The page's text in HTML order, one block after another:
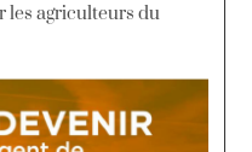
les agriculteurs du